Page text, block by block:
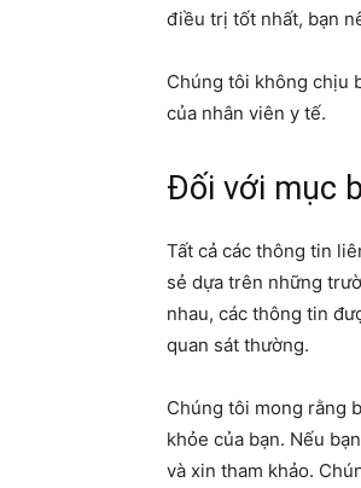
điều trị tốt nhất, bạn
Chúng tôi không chịu
của nhân viên y tế.
Đối với mục
Tất cả các thông tin
sẻ dựa trên những
nhau, các thông tin
quan sát thường.
Chúng tôi mong rằng
khỏe của bạn. Nếu
và xin tham khảo.